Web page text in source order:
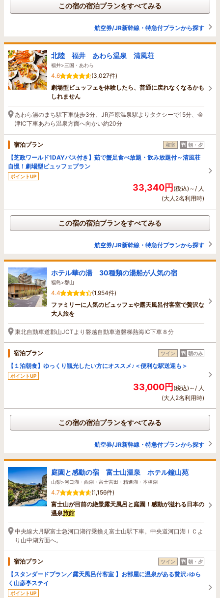
この宿の宿泊プランをすべてみる
航空券/JR新幹線・特急付プランから探す
北陸 福井 あわら温泉 清風荘
福井>三国・あわら
4.6
(3,027件)
劇場型ビュッフェを体験したら、普通に戻れなくなるかも
しれません
あわら湯のまち駅下車徒歩3分、JR芦原温泉駅よりタクシーで15分、金
津IC下車あわら温泉方面へ向かい約20分
宿泊プラン 和室 朝・夕
【芝政ワールド1DAYパス付き】茹で蟹足食べ放題・飲み放題付～清風荘
自慢！劇場型ビュッフェプラン
ポイントUP
33,340円(税込)～/ 人
(大人2名利用時)
この宿の宿泊プランをすべてみる
航空券/JR新幹線・特急付プランから探す
ホテル華の湯 30種類の湯船が人気の宿
福島>郡山
4.4
(1,954件)
ファミリーに人気のビュッフェや露天風呂付客室で贅沢な
大人旅を
東北自動車道郡山JCTより磐越自動車道磐梯熱海IC下車８分
宿泊プラン ツイン 朝のみ
【１泊朝食】ゆっくり観光したい方にオススメ♪＜便利な駅送迎も＞
ポイントUP
33,000円(税込)～/ 人
(大人2名利用時)
この宿の宿泊プランをすべてみる
航空券/JR新幹線・特急付プランから探す
庭園と感動の宿 富士山温泉 ホテル鐘山苑
山梨>河口湖・西湖・富士吉田・精進湖・本栖湖
4.7
(1,156件)
富士山が目前の絶景露天風呂と庭園！感動が溢れる日本の
温泉旅館
中央線大月駅富士急河口湖行乗換え富士山駅下車。中央道河口湖ＩＣよ
り山中湖方面へ。
宿泊プラン ツイン 朝・夕
【スタンダードプラン／露天風呂付客室 】お部屋に温泉がある贅沢♪ゆら
く山彦亭ステイ
ポイントUP